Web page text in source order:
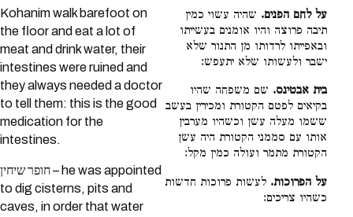
Kohanim walk barefoot on
the floor and eat a lot of
meat and drink water, their
intestines were ruined and
they always needed a doctor
to tell them: this is the good
medication for the
intestines.
חופר שיחין – he was appointed
to dig cisterns, pits and
caves, in order that water
על לחם הפנים. שהיה עשוי כמין
תיבה פרוצה והיו אומנים בעשייתו
ובאפייתו לרדותו מן התנור שלא
ישבר ולעשותו שלא יתעפש:
בית אבטינס. שם משפחה שהיו
בקיאים לפטם הקטורת ומכירין בעשב
ששמו מעלה עשן וכשהיו מערבין
אותו עם סממני הקטורת היה עשן
הקטורת מתמר ועולה כמין מקל:
על הפרוכות. לעשות פרוכות חדשות
כשהיו צריכים: